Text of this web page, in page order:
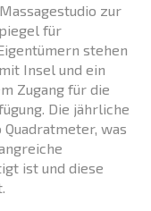
zur
für
stehen
Insel und ein
Zugang für die
Die jährliche
was
ist und diese